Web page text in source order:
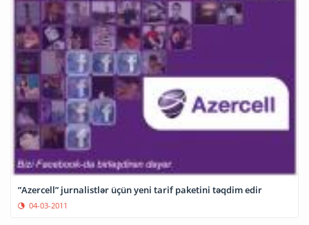
”Azercell” jurnalistlər üçün yeni tarif paketini təqdim edir
04-03-2011